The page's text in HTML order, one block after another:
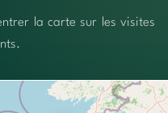
la carte sur les visites